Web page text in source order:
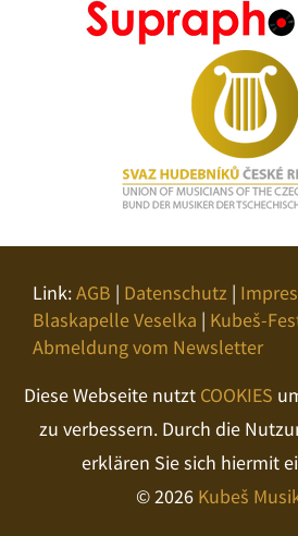
Link:AGB | Datenschutz |
Blaskapelle Veselka | Kubeš-
Abmeldung vom Newsletter
Diese Webseite nutzt COOKIES
zu verbessern. Durch die
erklären Sie sich hiermit
© 2026 Kubeš